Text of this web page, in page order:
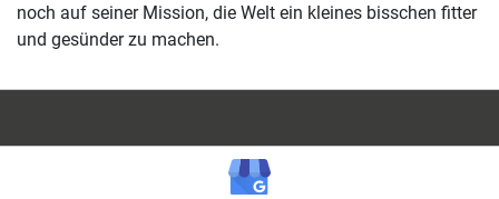
noch auf seiner Mission, die Welt ein kleines bisschen fitter
und gesünder zu machen.